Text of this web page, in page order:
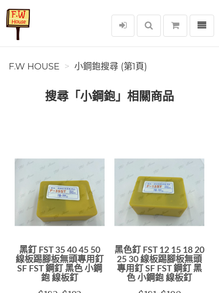
F.W House
選單
F.W HOUSE 小鋼鉋搜尋 (第1頁)
搜尋「小鋼鉋」相關商品
黑釘 FST 35 40 45 50
線板踢腳板無頭專用釘
SF FST 鋼釘 黑色 小鋼
鉋 線板釘
黑色釘 FST 12 15 18 20
25 30 線板踢腳板無頭
專用釘 SF FST 鋼釘 黑
色 小鋼鉋 線板釘